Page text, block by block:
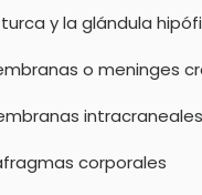
turca y la glándula
o meninges
intracraneales
corporales